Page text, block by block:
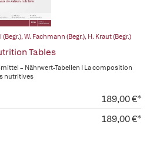
(Begr.),W. Fachmann (Begr.), H. Kraut (Begr.)
Tables
– Nährwert-Tabellen I La composition
nutritives
189,00 €*
189,00 €*